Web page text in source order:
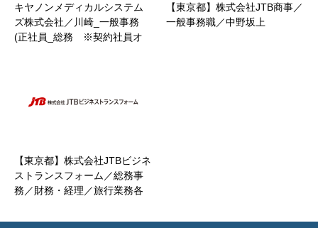
キヤノンメディカルシステム
ズ株式会社／川崎_一般事務
(正社員_総務 ※契約社員オ
【東京都】株式会社JTB商事／
一般事務職／中野坂上
【東京都】株式会社JTBビジネ
ストランスフォーム／総務事
務／財務・経理／旅行業務各